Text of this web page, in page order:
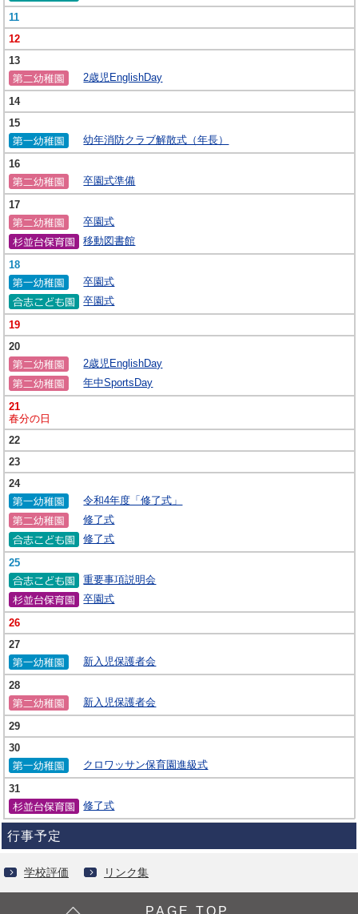
11
12
13
2歳児EnglishDay
14
15
幼年消防クラブ解散式（年長）
16
卒園式準備
17
卒園式
移動図書館
18
卒園式
卒園式
19
20
2歳児EnglishDay
年中SportsDay
21
春分の日
22
23
24
令和4年度「修了式」
修了式
修了式
25
重要事項説明会
卒園式
26
27
新入児保護者会
28
新入児保護者会
29
30
クロワッサン保育園進級式
31
修了式
行事予定
学校評価 リンク集
PAGE TOP